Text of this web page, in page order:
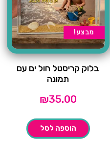
מבצע!
בלוק קריסטל חול ים עם
תמונה
₪35.00
הוספה לסל